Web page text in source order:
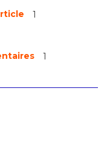
1
1